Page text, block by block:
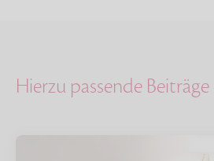
Hierzu passende Beiträge